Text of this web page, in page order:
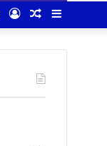
for
Random
Log
Instagram